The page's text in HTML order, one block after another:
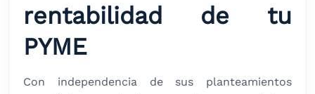
rentabilidad de tu
PYME
Con independencia de sus planteamientos